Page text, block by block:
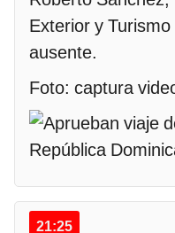
Exterior y
ausente.
Foto: captura
21:25